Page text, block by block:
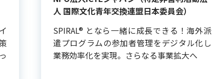
人 国際文化青年交換連盟日本委員会）
SPIRAL® となら一緒に成長できる！海外派
遣プログラムの参加者管理をデジタル化し
業務効率化を実現。さらなる事業拡大へ